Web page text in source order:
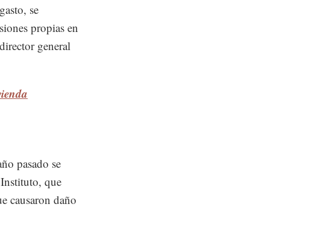
se
propias en
general
pasado se
que
causaron daño